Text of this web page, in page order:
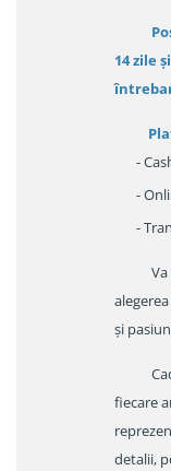
14 zile
-
-
-
și
fiecare
detalii,